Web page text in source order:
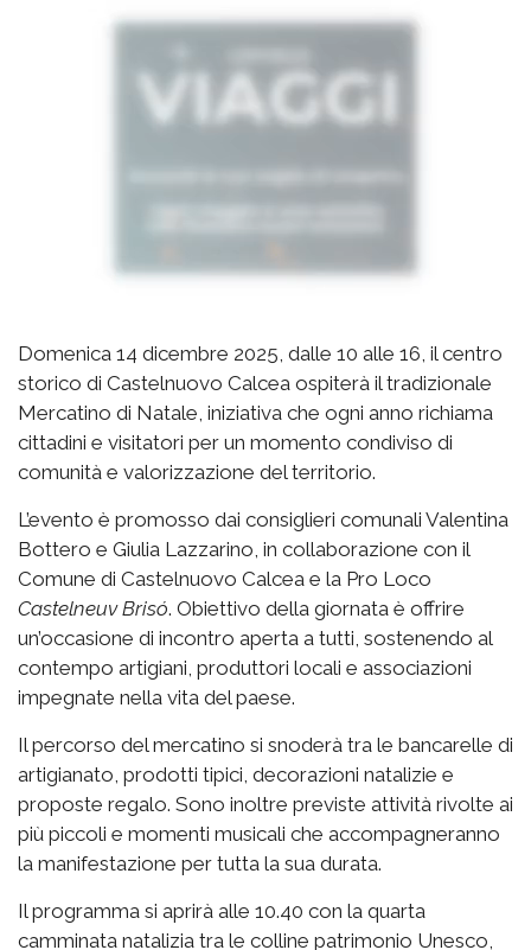
Domenica 14 dicembre 2025, dalle 10 alle 16, il centro
storico di Castelnuovo Calcea ospiterà il tradizionale
Mercatino di Natale, iniziativa che ogni anno richiama
cittadini e visitatori per un momento condiviso di
comunità e valorizzazione del territorio.
L’evento è promosso dai consiglieri comunali Valentina
Bottero e Giulia Lazzarino, in collaborazione con il
Comune di Castelnuovo Calcea e la Pro Loco
Castelneuv Brisó. Obiettivo della giornata è offrire
un’occasione di incontro aperta a tutti, sostenendo al
contempo artigiani, produttori locali e associazioni
impegnate nella vita del paese.
Il percorso del mercatino si snoderà tra le bancarelle di
artigianato, prodotti tipici, decorazioni natalizie e
proposte regalo. Sono inoltre previste attività rivolte ai
più piccoli e momenti musicali che accompagneranno
la manifestazione per tutta la sua durata.
Il programma si aprirà alle 10.40 con la quarta
camminata natalizia tra le colline patrimonio Unesco,